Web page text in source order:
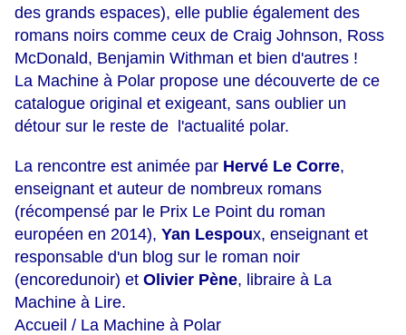
des grands espaces), elle publie également des
romans noirs comme ceux de Craig Johnson, Ross
McDonald, Benjamin Withman et bien d'autres !
La Machine à Polar propose une découverte de ce
catalogue original et exigeant, sans oublier un
détour sur le reste de l'actualité polar.
La rencontre est animée par Hervé Le Corre,
enseignant et auteur de nombreux romans
(récompensé par le Prix Le Point du roman
européen en 2014), Yan Lespoux, enseignant et
responsable d'un blog sur le roman noir
(encoredunoir) et Olivier Pène, libraire à La
Machine à Lire.
Accueil / La Machine à Polar